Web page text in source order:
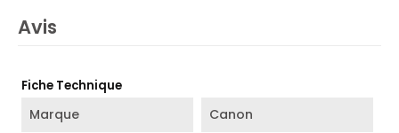
Avis
Fiche Technique
Marque Canon